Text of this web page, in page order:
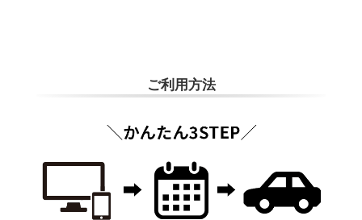
ご利用方法